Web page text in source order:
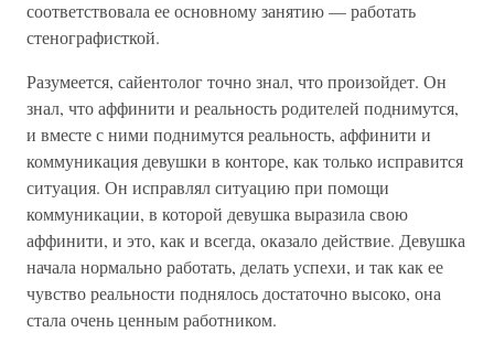
соответствовала ее основному занятию — работать
стенографисткой.
Разумеется, сайентолог точно знал, что произойдет. Он
знал, что аффинити и реальность родителей поднимутся,
и вместе с ними поднимутся реальность, аффинити и
коммуникация девушки в конторе, как только исправится
ситуация. Он исправлял ситуацию при помощи
коммуникации, в которой девушка выразила свою
аффинити, и это, как и всегда, оказало действие. Девушка
начала нормально работать, делать успехи, и так как ее
чувство реальности поднялось достаточно высоко, она
стала очень ценным работником.